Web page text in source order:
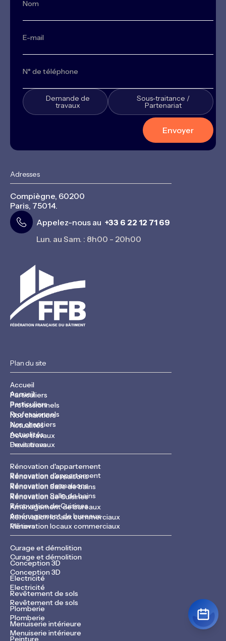
Demande de
travaux
Sous-traitance /
Partenariat
Plan du site
Accueil
Accueil
Particuliers
Particuliers
Professionnels
Professionnels
Nos chantiers
Nos chantiers
Actualités
Actualités
Devis travaux
Devis travaux
Prestations
Rénovation d'appartement
Rénovation d'appartement
Rénovation de maisons
Rénovation de maisons
Rénovation Salle de bains
Rénovation Salle de bains
Rénovation de Cuisines
Rénovation de Cuisines
Aménagement de bureaux
Aménagement de bureaux
Rénovation locaux commerciaux
Rénovation locaux commerciaux
Métiers
Curage et démolition
Curage et démolition
Conception 3D
Conception 3D
Electricité
Electricité
Revêtement de sols
Revêtement de sols
Plomberie
Plomberie
Menuiserie intérieure
Menuiserie intérieure
Peinture
Adresses
Compiègne, 60200
Paris, 75014.
Appelez-nous au +33 6 22 12 71 69
Lun. au Sam. : 8h00 - 20h00